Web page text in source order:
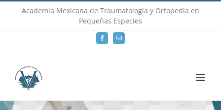
Academia Mexicana de Traumatología y Ortopedia en
Pequeñas Especies
FacebookEmail